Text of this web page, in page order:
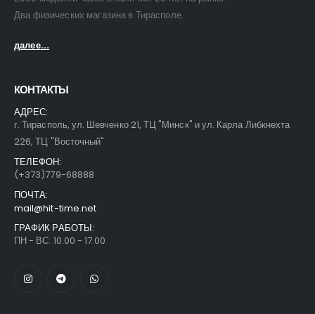
Два физических магазина в Тирасполе.
далее...
КОНТАКТЫ
АДРЕС:
г. Тирасполь, ул. Шевченко 21, ТЦ "Минск" и ул. Карла Либкнехта
226, ТЦ "Восточный"
ТЕЛЕФОН:
(+373)779-68888
ПОЧТА:
mail@hit-time.net
ГРАФИК РАБОТЫ:
ПН - ВС: 10.00 - 17.00